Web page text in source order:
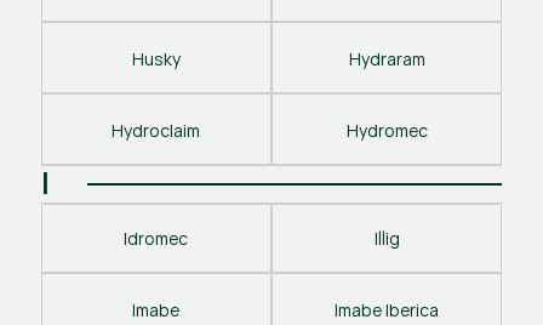
Husky Hydraram
Hydroclaim Hydromec
I
Idromec Illig
Imabe Imabe Iberica